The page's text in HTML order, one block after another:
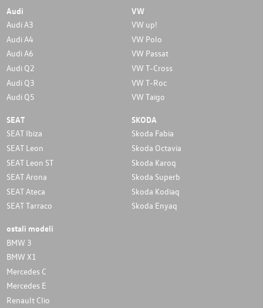
Audi
Audi A3
Audi A4
Audi A6
Audi Q2
Audi Q3
Audi Q5
VW
VW up!
VW Polo
VW Passat
VW T-Cross
VW T-Roc
VW Taigo
SEAT
SEAT Ibiza
SEAT Leon
SEAT Leon ST
SEAT Arona
SEAT Ateca
SEAT Tarraco
SKODA
Skoda Fabia
Skoda Octavia
Skoda Karoq
Skoda Superb
Skoda Kodiaq
Skoda Enyaq
ostali modeli
BMW 3
BMW X1
Mercedes C
Mercedes E
Renault Clio